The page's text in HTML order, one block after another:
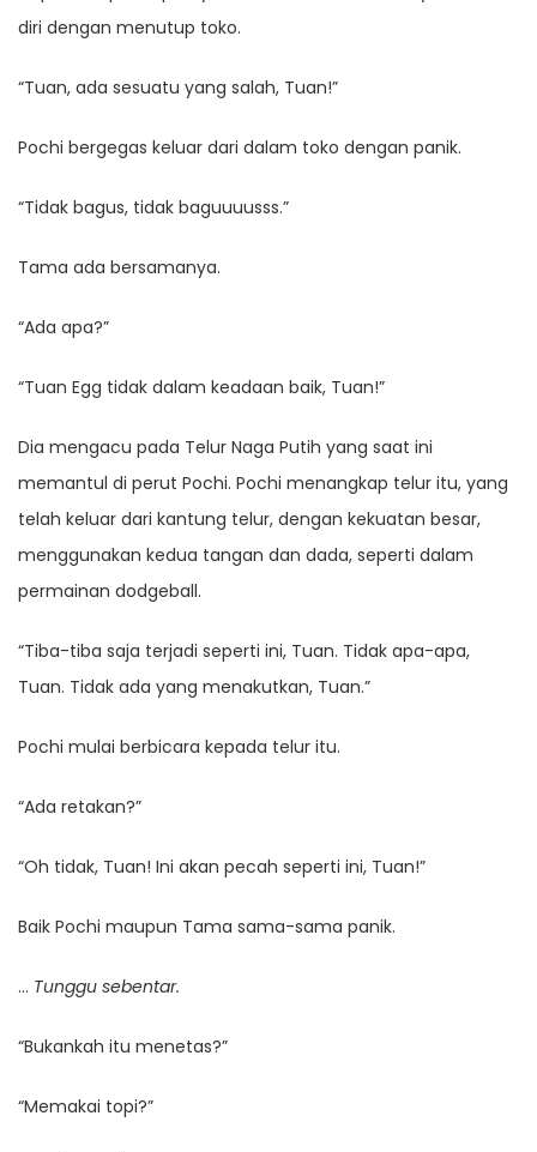
diri dengan menutup toko.
“Tuan, ada sesuatu yang salah, Tuan!”
Pochi bergegas keluar dari dalam toko dengan panik.
“Tidak bagus, tidak baguuuusss.”
Tama ada bersamanya.
“Ada apa?”
“Tuan Egg tidak dalam keadaan baik, Tuan!”
Dia mengacu pada Telur Naga Putih yang saat ini
memantul di perut Pochi. Pochi menangkap telur itu, yang
telah keluar dari kantung telur, dengan kekuatan besar,
menggunakan kedua tangan dan dada, seperti dalam
permainan dodgeball.
“Tiba-tiba saja terjadi seperti ini, Tuan. Tidak apa-apa,
Tuan. Tidak ada yang menakutkan, Tuan.”
Pochi mulai berbicara kepada telur itu.
“Ada retakan?”
“Oh tidak, Tuan! Ini akan pecah seperti ini, Tuan!”
Baik Pochi maupun Tama sama-sama panik.
… Tunggu sebentar.
“Bukankah itu menetas?”
“Memakai topi?”